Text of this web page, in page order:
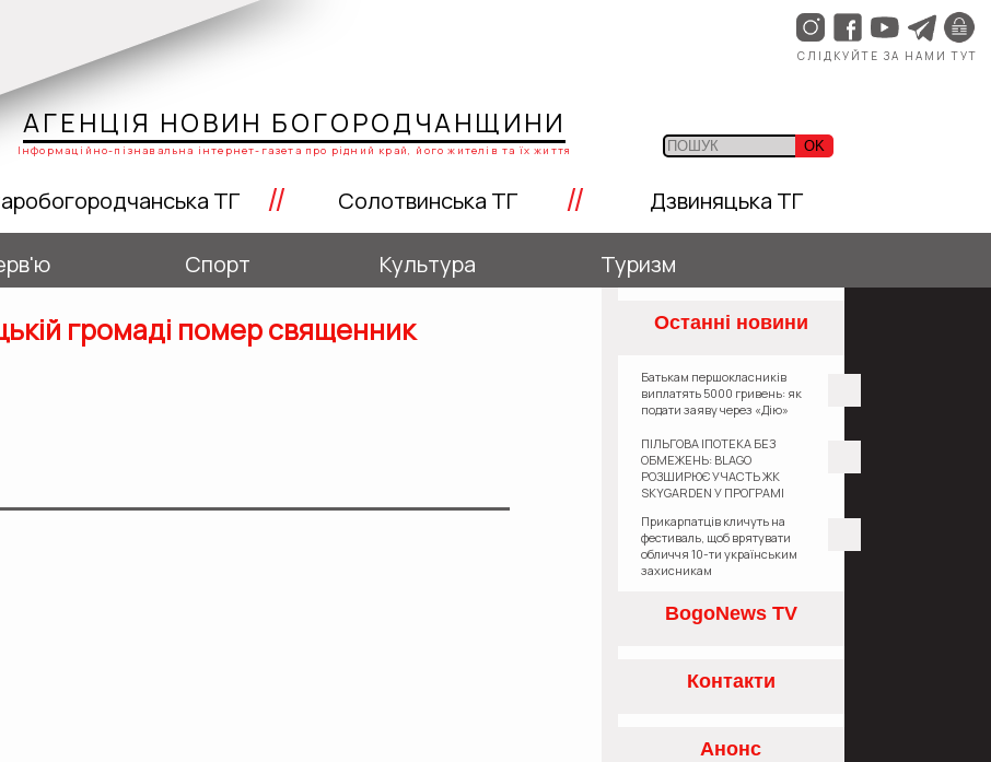
СЛІДКУЙТЕ ЗА НАМИ ТУТ
АГЕНЦІЯ НОВИН БОГОРОДЧАНЩИНИ
Інформаційно-пізнавальна інтернет-газета про рідний край, його жителів та їх життя OK
ТГ // Солотвинська ТГ // Дзвиняцька ТГ
Спорт Культура Туризм
громаді помер священник Останні новини
Батькам першокласників
виплатять 5000 гривень: як
подати заяву через «Дію»
ПІЛЬГОВА ІПОТЕКА БЕЗ
ОБМЕЖЕНЬ: BLAGO
РОЗШИРЮЄ УЧАСТЬ ЖК
SKYGARDEN У ПРОГРАМІ
Прикарпатців кличуть на
фестиваль, щоб врятувати
обличчя 10-ти українським
захисникам
BogoNews TV
Контакти
Анонс